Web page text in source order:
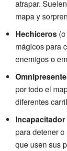
atrapar.
mapa y
Hechiceros
mágicos para
enemigos o
por todo el
diferentes
Incapacitador
para detener
que usen sus